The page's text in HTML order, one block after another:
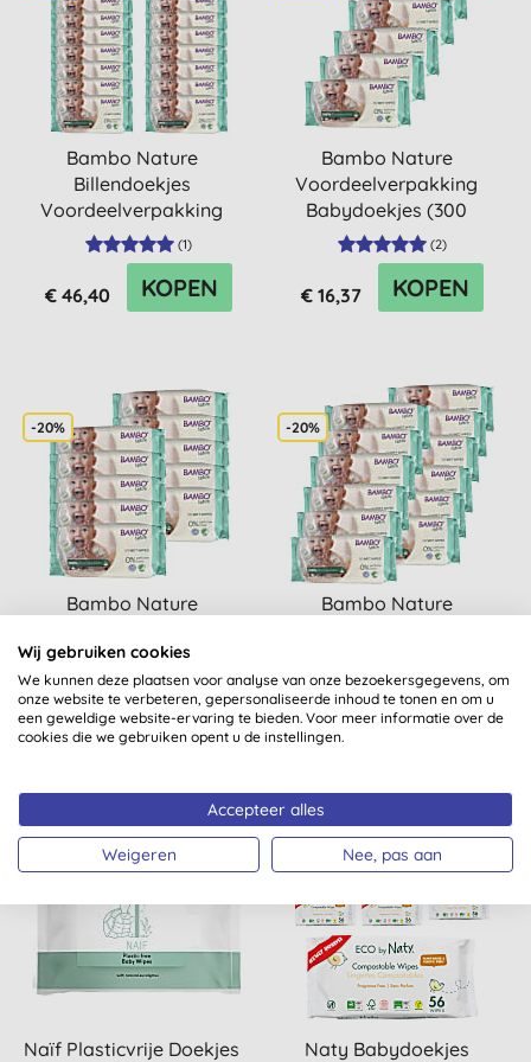
Bambo Nature
Billendoekjes
Voordeelverpakking
(1000 doekjes)
(1)
€ 46,40 KOPEN
Bambo Nature
Voordeelverpakking
Babydoekjes (300
doekjes) (2)
€ 16,37 KOPEN
-20%
Bambo Nature
Voordeelverpakking
(500 doekjes)
€ 24,56 KOPEN
-20%
Bambo Nature
doekjes) (1)
€ 29,47 KOPEN
Naïf Plasticvrije Doekjes
Naty Babydoekjes
Wij gebruiken cookies
We kunnen deze plaatsen voor analyse van onze bezoekersgegevens, om
onze website te verbeteren, gepersonaliseerde inhoud te tonen en om u
een geweldige website-ervaring te bieden. Voor meer informatie over de
cookies die we gebruiken opent u de instellingen.
Accepteer alles
Weigeren Nee, pas aan